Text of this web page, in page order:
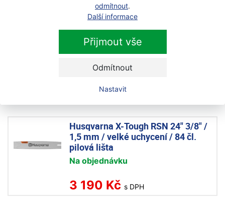
odmítnout.
Další informace
Přijmout vše
Odmítnout
Nastavit
Husqvarna 1x lišta X- Force 20",
3/8",1,5mm+2xřetěz C85 72 čl.
výhodný set
Akce
Skladem
2 390 Kč
Husqvarna X-Tough RSN 24" 3/8" /
1,5 mm / velké uchycení / 84 čl.
pilová lišta
Na objednávku
3 190 Kč s DPH